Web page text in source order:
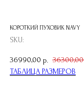
КОРОТКИЙ ПУХОВИК NAVY
SKU:
36990,00 р. 36300,00
ТАБЛИЦА РАЗМЕРОВ